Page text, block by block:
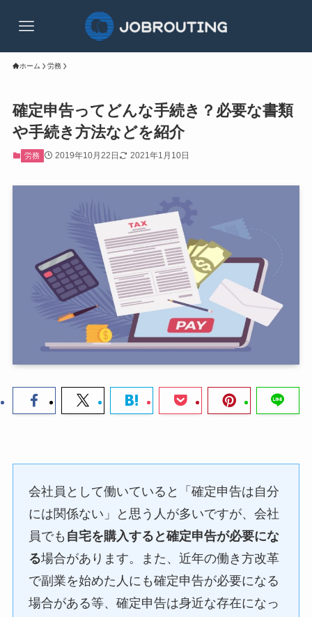
ホーム 労務
確定申告ってどんな手続き？必要な書類
や手続き方法などを紹介
労務 2019年10月22日 2021年1月10日
会社員として働いていると「確定申告は自分
には関係ない」と思う人が多いですが、会社
員でも 自宅を購入すると確定申告が必要にな
る場合があります。また、近年の働き方改革
で副業を始めた人にも確定申告が必要になる
場合がある等、確定申告は身近な存在になっ